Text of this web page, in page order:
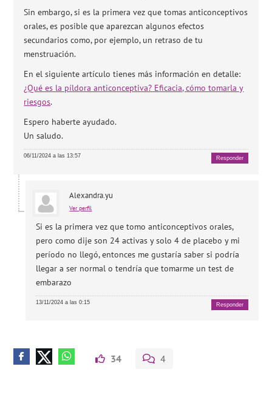
Sin embargo, si es la primera vez que tomas anticonceptivos
orales, es posible que aparezcan algunos efectos
secundarios como, por ejemplo, un retraso de tu
menstruación.
En el siguiente artículo tienes más información en detalle:
¿Qué es la píldora anticonceptiva? Eficacia, cómo tomarla y
riesgos.
Espero haberte ayudado.
Un saludo.
06/11/2024 a las 13:57 Responder
Alexandra.yu
Ver perfil
Si es la primera vez que tomo anticonceptivos orales,
pero como dije son 24 activas y solo 4 de placebo y mi
período no llegó, entonces me gustaría saber si podría
llegar a ser normal o tendría que tomarme un test de
embarazo
13/11/2024 a las 0:15 Responder
34 4